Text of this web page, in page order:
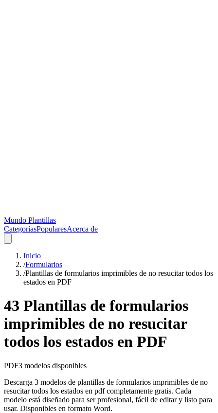
Mundo Plantillas
CategoríasPopularesAcerca de
Inicio
/Formularios
/Plantillas de formularios imprimibles de no resucitar todos los
estados en PDF
43 Plantillas de formularios
imprimibles de no resucitar
todos los estados en PDF
PDF3 modelos disponibles
Descarga 3 modelos de plantillas de formularios imprimibles de no
resucitar todos los estados en pdf completamente gratis. Cada
modelo está diseñado para ser profesional, fácil de editar y listo para
usar. Disponibles en formato Word.